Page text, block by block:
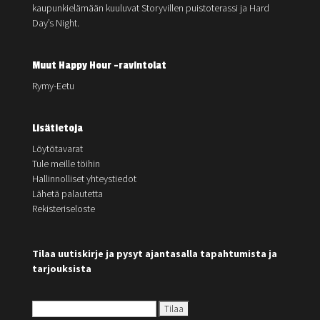
kaupunkielämään kuuluvat Storyvillen puistoterassi ja Hard
Day’s Night.
Muut Happy Hour -ravintolat
Rymy-Eetu
Lisätietoja
Löytötavarat
Tule meille töihin
Hallinnolliset yhteystiedot
Lähetä palautetta
Rekisteriseloste
Tilaa uutiskirje ja pysyt ajantasalla tapahtumista ja
tarjouksista